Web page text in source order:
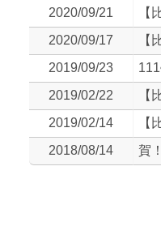
2020/09/21
【
2020/09/17
【
2019/09/23
2019/02/22
【
2019/02/14
【
2018/08/14
賀